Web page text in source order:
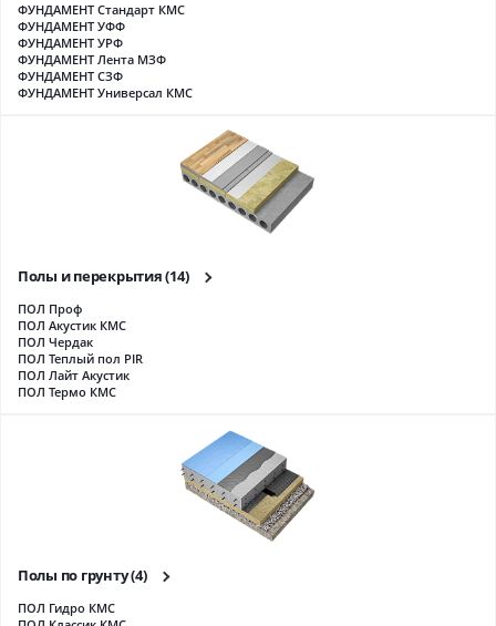
ФУНДАМЕНТ Стандарт КМС
ФУНДАМЕНТ УФФ
ФУНДАМЕНТ УРФ
ФУНДАМЕНТ Лента МЗФ
ФУНДАМЕНТ СЗФ
ФУНДАМЕНТ Универсал КМС
Полы и перекрытия(14)
ПОЛ Проф
ПОЛ Акустик КМС
ПОЛ Чердак
ПОЛ Теплый пол PIR
ПОЛ Лайт Акустик
ПОЛ Термо КМС
Полы по грунту(4)
ПОЛ Гидро КМС